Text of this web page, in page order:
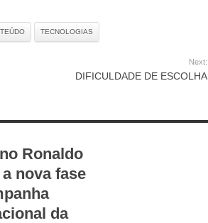
TECNOLOGIAS
Next:
DIFICULDADE DE ESCOLHA
Ronaldo
nova fase
da